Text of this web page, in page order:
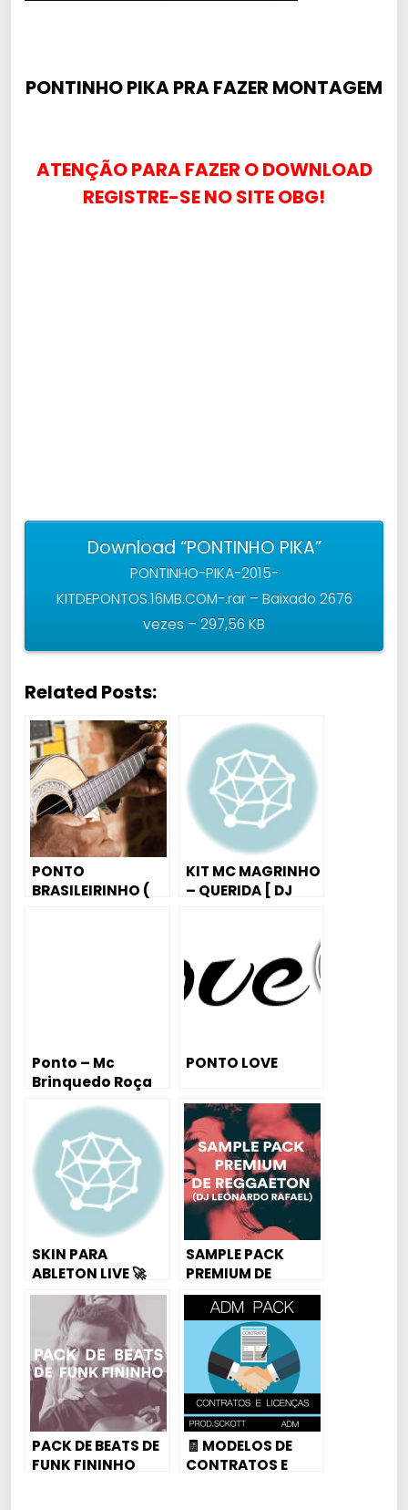
PONTINHO PIKA PRA FAZER MONTAGEM
ATENÇÃO PARA FAZER O DOWNLOAD
REGISTRE-SE NO SITE OBG!
Download “PONTINHO PIKA”
PONTINHO-PIKA-2015-
KITDEPONTOS.16MB.COM-.rar – Baixado 2676
vezes – 297,56 KB
Related Posts:
PONTO
BRASILEIRINHO (
KIT MC MAGRINHO
– QUERIDA [ DJ
Ponto – Mc
Brinquedo Roça
PONTO LOVE
SKIN PARA
ABLETON LIVE 🚀
SAMPLE PACK
PREMIUM DE
REGGAETON (DJ
LEONARDO
RAFAEL)
PACK DE BEATS DE
FUNK FININHO
🧾 MODELOS DE
CONTRATOS E